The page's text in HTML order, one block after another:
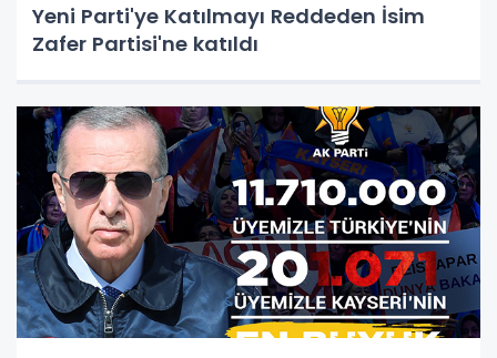
Yeni Parti'ye Katılmayı Reddeden İsim
Zafer Partisi'ne katıldı